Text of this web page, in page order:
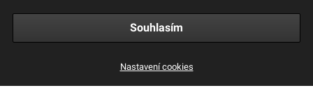
Obchodní a reklamační podmínky
Souhlasím
Nastavení cookies